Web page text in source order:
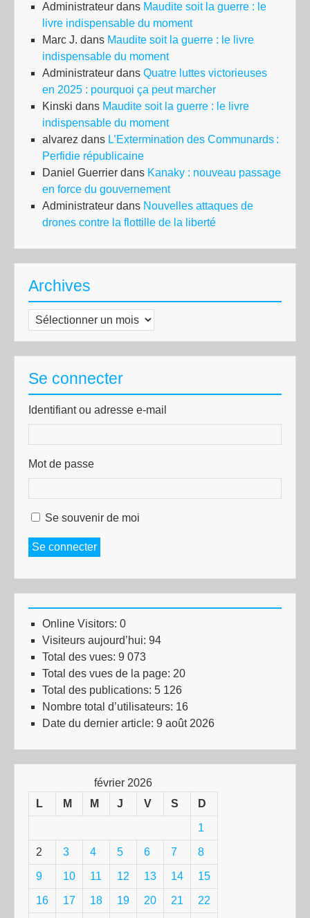
Administrateur dans Maudite soit la guerre : le
livre indispensable du moment
Marc J. dans Maudite soit la guerre : le livre
indispensable du moment
Administrateur dans Quatre luttes victorieuses
en 2025 : pourquoi ça peut marcher
Kinski dans Maudite soit la guerre : le livre
indispensable du moment
alvarez dans L’Extermination des Communards :
Perfidie républicaine
Daniel Guerrier dans Kanaky : nouveau passage
en force du gouvernement
Administrateur dans Nouvelles attaques de
drones contre la flottille de la liberté
Archives
Archives
Se connecter
Identifiant ou adresse e-mail
Mot de passe
Se souvenir de moi
Se connecter
Online Visitors: 0
Visiteurs aujourd’hui: 94
Total des vues: 9 073
Total des vues de la page: 20
Total des publications: 5 126
Nombre total d’utilisateurs: 16
Date du dernier article: 9 août 2026
février 2026
L
M M J V S D
1
2 3 4 5 6 7 8
9 10 11 12 13 14 15
16 17 18 19 20 21 22